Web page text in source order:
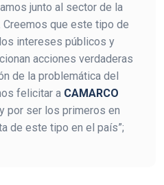
junto al sector de la
Creemos que este tipo de
intereses públicos y
acciones verdaderas
de la problemática del
felicitar a CAMARCO
por ser los primeros en
de este tipo en el país”;